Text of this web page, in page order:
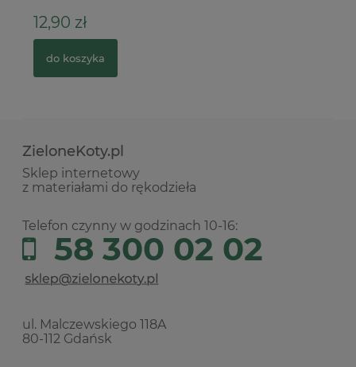
12,90 zł
do koszyka
ZieloneKoty.pl
Sklep internetowy
z materiałami do rękodzieła
Telefon czynny w godzinach 10-16:
58 300 02 02
ul. Malczewskiego 118A
80-112 Gdańsk